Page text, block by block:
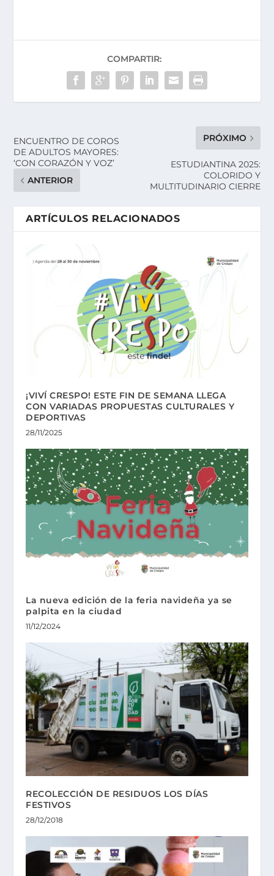
COMPARTIR:
ENCUENTRO DE COROS
DE ADULTOS MAYORES:
‘CON CORAZÓN Y VOZ’
ANTERIOR
PRÓXIMO
ESTUDIANTINA 2025:
COLORIDO Y
MULTITUDINARIO CIERRE
ARTÍCULOS RELACIONADOS
¡VIVÍ CRESPO! ESTE FIN DE SEMANA LLEGA
CON VARIADAS PROPUESTAS CULTURALES Y
DEPORTIVAS
28/11/2025
La nueva edición de la feria navideña ya se
palpita en la ciudad
11/12/2024
RECOLECCIÓN DE RESIDUOS LOS DÍAS
FESTIVOS
28/12/2018